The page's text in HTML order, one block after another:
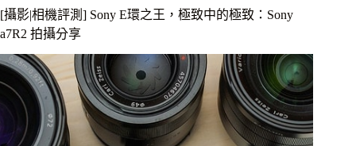
A7
系
列
相
機
選
購
指
南，
[攝影|相機評測] Sony E環之王，極致中的極致：Sony
a7R2 拍攝分享